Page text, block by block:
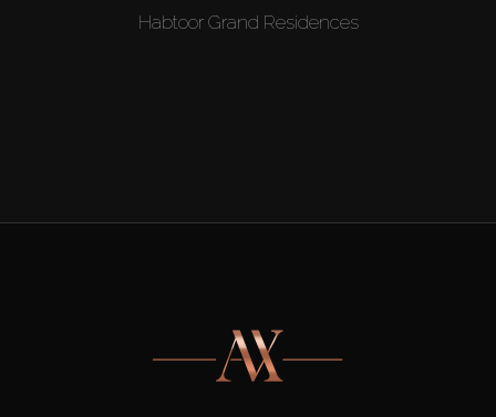
Habtoor Grand Residences